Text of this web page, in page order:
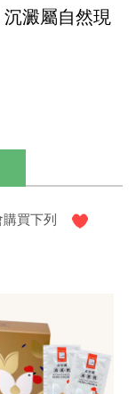
澱屬自然現
買下列